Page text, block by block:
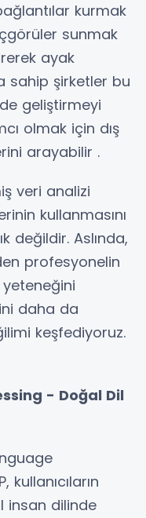
kurmak
sunmak
ayak
sahip şirketler bu
geliştirmeyi
olmak için dış
arayabilir .
veri analizi
kullanmasını
değildir. Aslında,
profesyonelin
daha da
keşfediyoruz.
- Doğal Dil
insan dilinde